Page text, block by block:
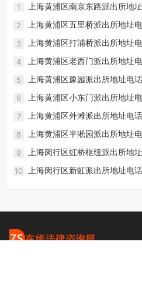
1 上海黄浦区南京东路派出所地
2 上海黄浦区五里桥派出所地址
3 上海黄浦区打浦桥派出所地址
4 上海黄浦区老西门派出所地址
5 上海黄浦区豫园派出所地址电
6 上海黄浦区小东门派出所地址
7 上海黄浦区外滩派出所地址电
8 上海黄浦区半淞园派出所地址
9 上海闵行区虹桥枢纽派出所地
10 上海闵行区新虹派出所地址电